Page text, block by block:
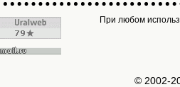
При любом
© 2002-